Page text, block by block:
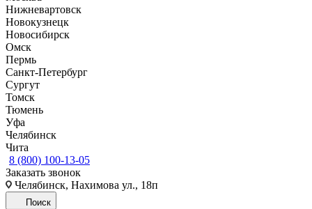
Нижневартовск
Новокузнецк
Новосибирск
Омск
Пермь
Санкт-Петербург
Сургут
Томск
Тюмень
Уфа
Челябинск
Чита
8 (800) 100-13-05
Заказать звонок
Челябинск, Нахимова ул., 18п
Поиск